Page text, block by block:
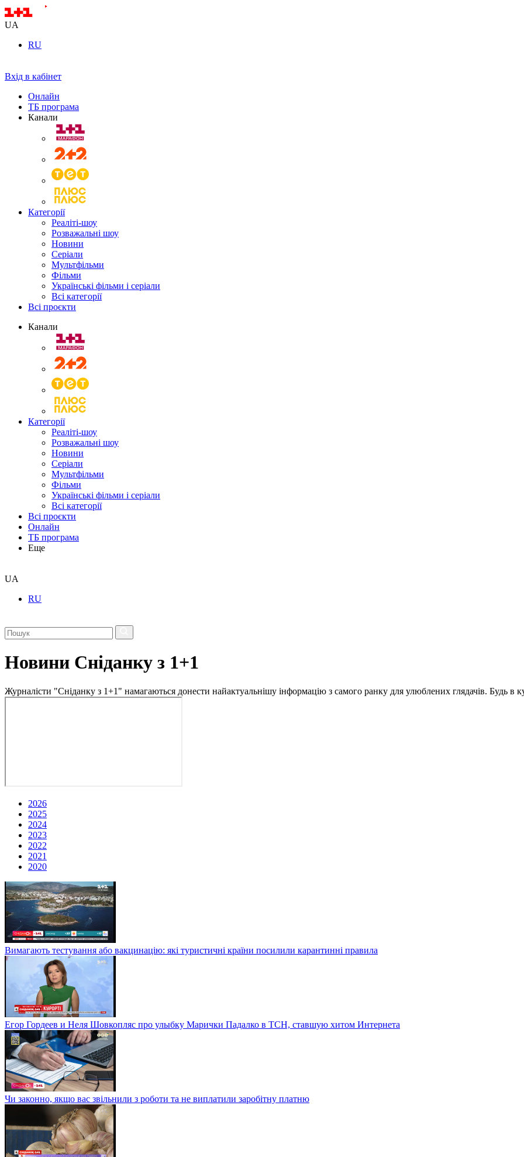
UA
RU
Вхід в кабінет
Онлайн
ТБ програма
Канали
Категорії
Реаліті-шоу
Розважальні шоу
Новини
Серіали
Мультфільми
Фільми
Українські фільми і серіали
Всі категорії
Всі проєкти
Канали
Категорії
Реаліті-шоу
Розважальні шоу
Новини
Серіали
Мультфільми
Фільми
Українські фільми і серіали
Всі категорії
Всі проєкти
Онлайн
ТБ програма
Еще
UA
RU
Новини Сніданку з 1+1
Журналісти "Сніданку з 1+1" намагаються донести найактуальнішу інформацію з самого ранку для улюблених глядачів. Будь в
2026
2025
2024
2023
2022
2021
2020
Вимагають тестування або вакцинацію: які туристичні країни посилили карантинні правила
Егор Гордеев и Неля Шовкопляс про улыбку Марички Падалко в ТСН, ставшую хитом Интернета
Чи законно, якщо вас звільнили з роботи та не виплатили заробітну платню